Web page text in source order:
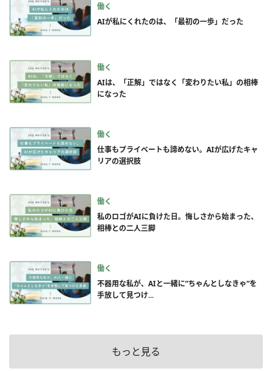
働く
AIが私にくれたのは、「最初の一歩」だった
働く
AIは、「正解」ではなく「変わりたい私」の相棒
になった
働く
仕事もプライベートも諦めない。AIが広げたキャ
リアの選択肢
働く
私のロゴがAIに負けた日。悔しさから始まった、
相棒との二人三脚
働く
不器用な私が、AIと一緒に”ちゃんとしなきゃ”を
手放して見つけ...
もっと見る